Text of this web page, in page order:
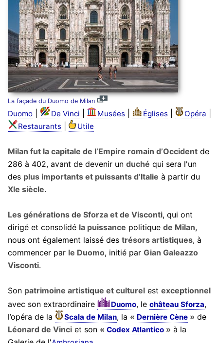
La façade du Duomo de Milan
Duomo| De Vinci Musées| Églises| Opéra
Restaurants| Utile
Milan fut la capitale de l’Empire romain d’Occidentde
286 à 402, avant de devenir un duché qui sera l'un
des plus importants et puissants d’Italie à partir du
XIe siècle.
Les générations de Sforza et de Visconti, qui ont
dirigé et consolidé la puissance politique de Milan,
nous ont également laissé des trésors artistiques, à
commencer par le Duomo, initié par Gian Galeazzo
Visconti.
Son patrimoine artistique et culturelest exceptionnel
avec son extraordinaire
Duomo, le château Sforza,
l’opéra de la
Scala de Milan, la « Dernière Cène» de
Léonard de Vinciet son « Codex Atlantico» à la